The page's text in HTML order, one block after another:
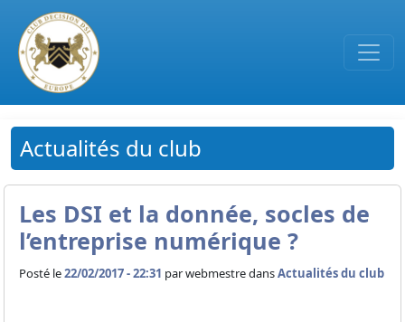
Passer au contenu principal
Actualités du club
Les DSI et la donnée, socles de
l’entreprise numérique ?
Posté le22/02/2017 - 22:31 parwebmestre dansActualités du club